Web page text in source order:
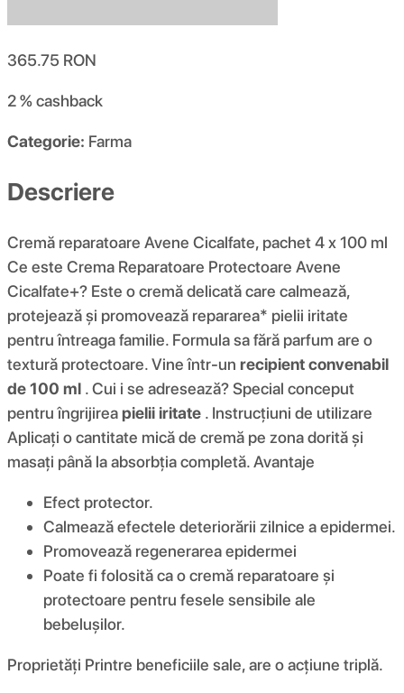
365.75 RON
2 %cashback
Categorie: Farma
Descriere
Cremă reparatoare Avene Cicalfate, pachet 4 x 100 ml
Ce este Crema Reparatoare Protectoare Avene
Cicalfate+? Este o cremă delicată care calmează,
protejează și promovează repararea* pielii iritate
pentru întreaga familie. Formula sa fără parfum are o
textură protectoare. Vine într-un recipient convenabil
de 100 ml . Cui i se adresează? Special conceput
pentru îngrijireapielii iritate . Instrucțiuni de utilizare
Aplicați o cantitate mică de cremă pe zona dorită și
masați până la absorbția completă. Avantaje
Efect protector.
Calmează efectele deteriorării zilnice a epidermei.
Promovează regenerarea epidermei
Poate fi folosită ca o cremă reparatoare și
protectoare pentru fesele sensibile ale
bebelușilor.
Proprietăți Printre beneficiile sale, are o acțiune triplă.